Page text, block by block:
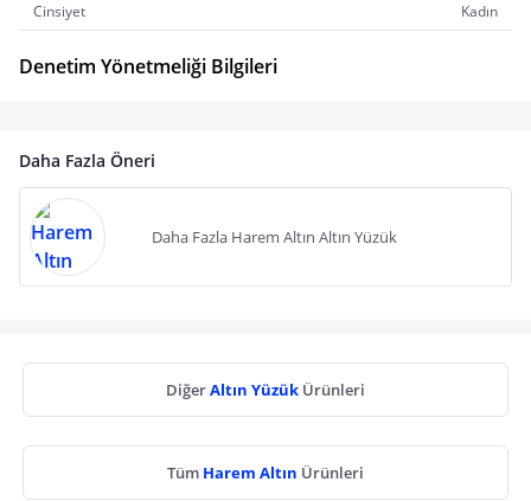
Cinsiyet
Kadın
Denetim Yönetmeliği Bilgileri
Daha Fazla Öneri
Daha Fazla Harem Altın Altın Yüzük
DiğerAltın Yüzük Ürünleri
Tüm Harem Altın Ürünleri